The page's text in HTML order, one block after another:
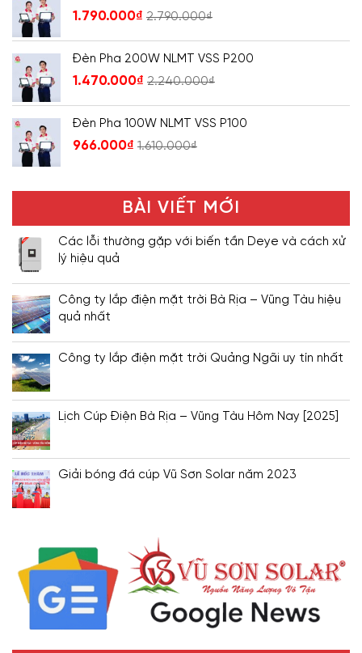
1.790.000₫ 2.790.000₫
Đèn Pha 200W NLMT VSS P200
1.470.000₫ 2.240.000₫
Đèn Pha 100W NLMT VSS P100
966.000₫ 1.610.000₫
BÀI VIẾT MỚI
Các lỗi thường gặp với biến tần Deye và cách xử
lý hiệu quả
Công ty lắp điện mặt trời Bà Rịa – Vũng Tàu hiệu
quả nhất
Công ty lắp điện mặt trời Quảng Ngãi uy tín nhất
Lịch Cúp Điện Bà Rịa – Vũng Tàu Hôm Nay [2025]
Giải bóng đá cúp Vũ Sơn Solar năm 2023